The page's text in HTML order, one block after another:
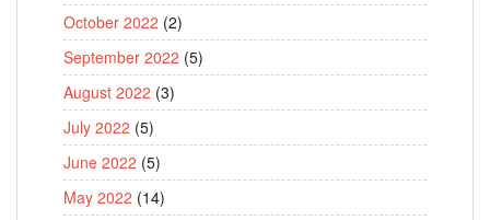
October 2022 (2)
September 2022 (5)
August 2022 (3)
July 2022 (5)
June 2022 (5)
May 2022 (14)